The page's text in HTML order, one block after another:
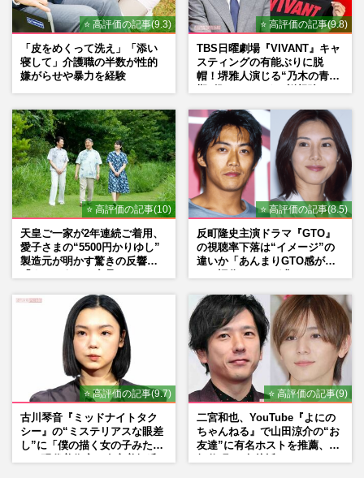
⭐ 高評価の記事(9.3)
「皮をめくって洗え」「添い
寝して」介護職の半数が性的
嫌がらせや暴力を経験
⭐ 高評価の記事(9.8)
TBS日曜劇場『VIVANT』キャ
スティングの有能ぶりに脱
帽！堺雅人演じる“乃木の青年
マン長男・櫻井海音だった
⭐ 高評価の記事(10)
天皇ご一家が2年連続ご着用、
愛子さまの“5500円かりゆし”
製造元が明かす驚きの反響
⭐ 高評価の記事(8.5)
反町隆史主演ドラマ『GTO』
の視聴率下落は“イメージ”の
違いか「あんまりGTO感がな
⭐ 高評価の記事(9.7)
古川琴音『ミッドナイトタク
シー』の“ミステリアスな眼差
し”に「僕の描く女の子みた
⭐ 高評価の記事(9)
二宮和也、YouTube『よにの
ちゃんねる』で山田涼介の“お
友達”に有名ホストを推薦、歌